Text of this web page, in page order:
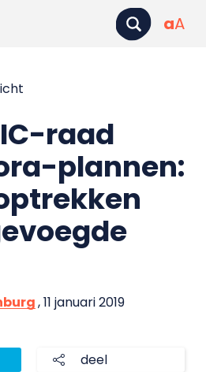
aA
raad
plannen:
, 11 januari 2019
deel